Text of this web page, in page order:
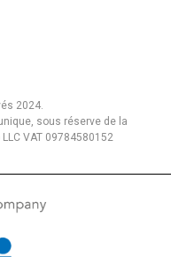
2024.
sous réserve de la
VAT 09784580152